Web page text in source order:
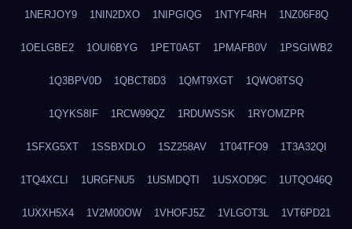
1NERJOY9 1NIN2DXO 1NIPGIQG 1NTYF4RH 1NZ06F8Q
1OELGBE2 1OUI6BYG 1PET0A5T 1PMAFB0V 1PSGIWB2
1Q3BPV0D 1QBCT8D3 1QMT9XGT 1QWO8TSQ
1QYKS8IF 1RCW99QZ 1RDUWSSK 1RYOMZPR
1SFXG5XT 1SSBXDLO 1SZ258AV 1T04TFO9 1T3A32QI
1TQ4XCLI 1URGFNU5 1USMDQTI 1USXOD9C 1UTQO46Q
1UXXH5X4 1V2M00OW 1VHOFJ5Z 1VLGOT3L 1VT6PD21